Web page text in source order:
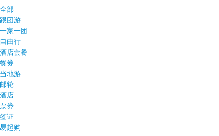
全部
跟团游
一家一团
自由行
酒店套餐
餐券
当地游
邮轮
酒店
票劵
签证
易起购